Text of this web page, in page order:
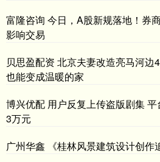
富隆咨询 今日，A股新规落地！券
影响交易
贝思盈配资 北京夫妻改造亮马河边
也能变成温暖的家
博兴优配 用户反复上传盗版剧集
3万元
广州华鑫 《桂林风景建筑设计创作